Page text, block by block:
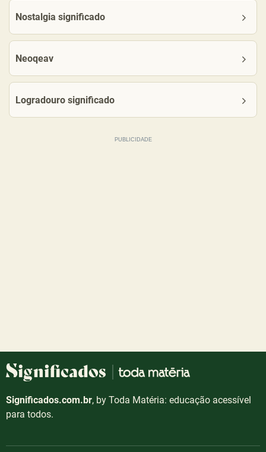
Nostalgia significado
Neoqeav
Logradouro significado
Significados.com.br, by Toda Matéria: educação acessível
para todos.